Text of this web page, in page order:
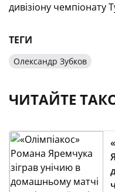
дивізіону чемпіонату
ТЕГИ
Олександр Зубков
ЧИТАЙТЕ